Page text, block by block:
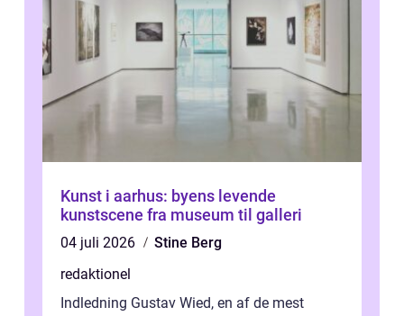
Kunst i aarhus: byens levende
kunstscene fra museum til galleri
04 juli 2026
Stine Berg
redaktionel
Indledning Gustav Wied, en af de mest